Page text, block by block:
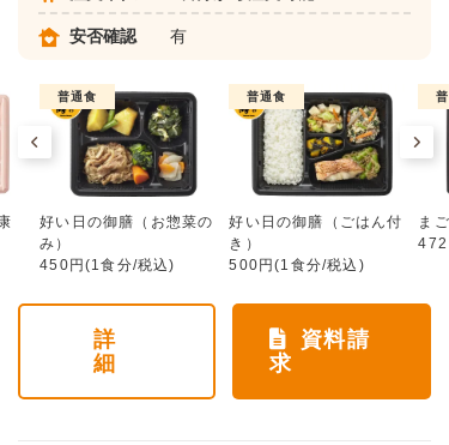
安否確認 有
普通食
好い日の御膳（お惣菜の
み）
450円(1食分/税込)
普通食
好い日の御膳（ごはん付
き）
500円(1食分/税込)
ま
詳
細
資料請
求